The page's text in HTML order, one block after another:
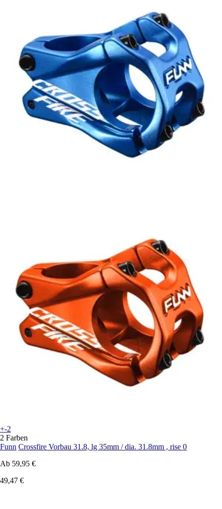
+-2
2 Farben
Funn Crossfire Vorbau 31.8, lg 35mm / dia. 31.8mm , rise 0
Ab 59,95 €
49,47 €